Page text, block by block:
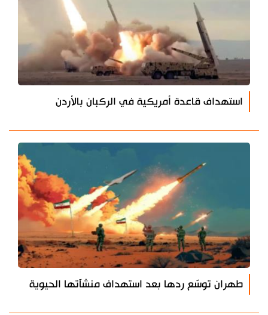
استهداف قاعدة أمريكية في الركبان بالأردن
طهران توسّع ردها بعد استهداف منشآتها الحيوية